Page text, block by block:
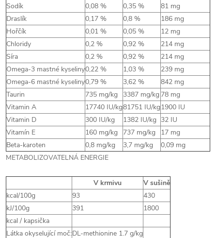
Sodík 0,08 % 0,35 %
81 mg
Draslík
0,17 % 0,8 %
186 mg
Hořčík
0,01 % 0,05 %
12 mg
Chloridy
0,2 % 0,92 %
214 mg
Síra
0,2 % 0,92 %
214 mg
Omega-3 mastné kyseliny0,22 % 1,03 %
239 mg
Omega-6 mastné kyseliny0,79 % 3,62 %
842 mg
Taurin
735 mg/kg 3387 mg/kg 78 mg
Vitamin A
17740 IU/kg81751 IU/kg1900 IU
Vitamin D
300 IU/kg 1382 IU/kg 32 IU
Vitamín E
160 mg/kg 737 mg/kg
17 mg
Beta-karoten
0,8 mg/kg 3,7 mg/kg
0,09 mg
METABOLIZOVATELNÁ ENERGIE
V krmivu
V sušině
kcal/100g
93
430
kJ/100g
391
1800
kcal / kapsička
Látka okyselující moč:DL-methionine 1.7 g/kg